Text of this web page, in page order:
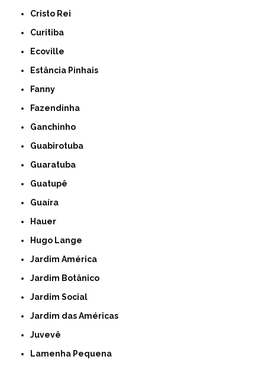
Cristo Rei
Curitiba
Ecoville
Estância Pinhais
Fanny
Fazendinha
Ganchinho
Guabirotuba
Guaratuba
Guatupê
Guaíra
Hauer
Hugo Lange
Jardim América
Jardim Botânico
Jardim Social
Jardim das Américas
Juvevê
Lamenha Pequena